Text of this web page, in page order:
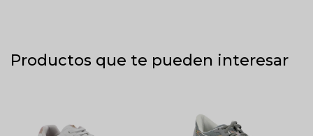
Productos que te pueden interesar